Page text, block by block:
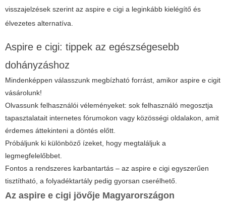
visszajelzések szerint az aspire e cigi a leginkább kielégítő és
élvezetes alternatíva.
Aspire e cigi: tippek az egészségesebb
dohányzáshoz
Mindenképpen válasszunk megbízható forrást, amikor aspire e cigit
vásárolunk!
Olvassunk felhasználói véleményeket: sok felhasználó megosztja
tapasztalatait internetes fórumokon vagy közösségi oldalakon, amit
érdemes áttekinteni a döntés előtt.
Próbáljunk ki különböző ízeket, hogy megtaláljuk a
legmegfelelőbbet.
Fontos a rendszeres karbantartás – az aspire e cigi egyszerűen
tisztítható, a folyadéktartály pedig gyorsan cserélhető.
Az aspire e cigi jövője Magyarországon